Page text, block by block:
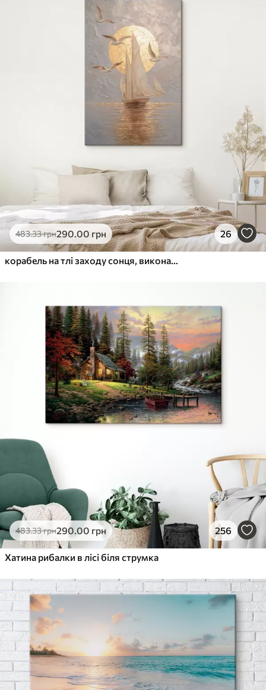
483.33грн290.00 грн 26
корабель на тлі заходу сонця, виконаний у техніці імпасто
483.33грн290.00 грн 256
Хатина рибалки в лісі біля струмка